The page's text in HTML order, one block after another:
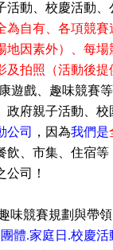
活動 、校慶活動
為自有 、各項競
因素外）
、每
及拍照（活動後
遊戲、趣味競賽
、政府親子活動 、
公司
，因為我們是
飲 、市集 、住宿
公司！
味競賽規劃與帶領
體.家庭日 .校慶活